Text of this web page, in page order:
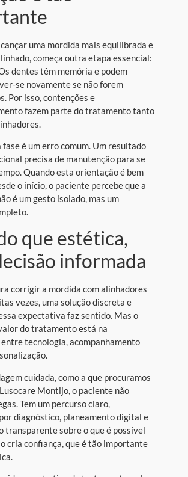
uma mordida mais equilibrada e
começa outra etapa essencial:
dentes têm memória e podem
se novamente se não forem
Por isso, contenções e
fazem parte do tratamento tanto
é um erro comum. Um resultado
precisa de manutenção para se
Quando esta orientação é bem
o início, o paciente percebe que a
é um gesto isolado, mas um
que estética,
informada
corrigir a mordida com alinhadores
vezes, uma solução discreta e
expectativa faz sentido. Mas o
do tratamento está na
tecnologia, acompanhamento
cuidada, como a que procuramos
Montijo, o paciente não
Tem um percurso claro,
diagnóstico, planeamento digital e
transparente sobre o que é possível
cria confiança, que é tão importante